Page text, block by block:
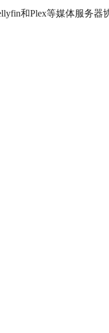
和Plex等媒体服务器